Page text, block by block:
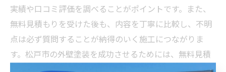
実績や口コミ評価を調べることがポイントです。また、
無料見積もりを受けた後も、内容を丁寧に比較し、不明
点は必ず質問することが納得のいく施工につながりま
す。松戸市の外壁塗装を成功させるためには、無料見積
もりの活用と慎重な施工業者選びが欠かせません。